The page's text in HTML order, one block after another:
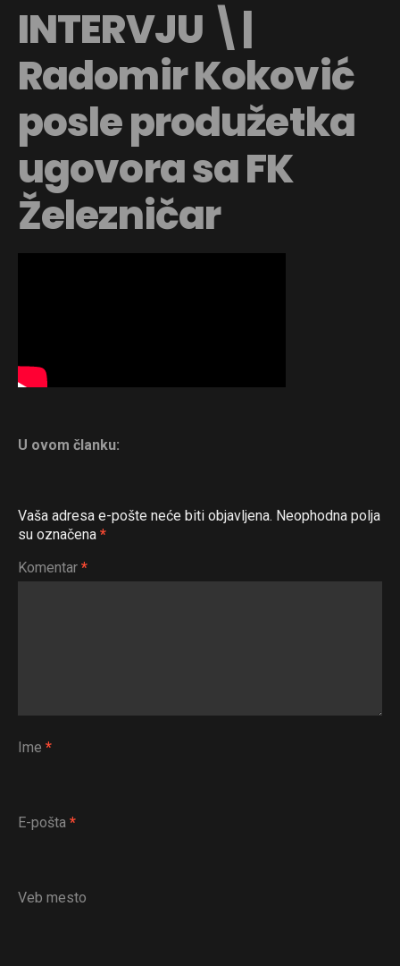
INTERVJU \|
Radomir Koković
posle produžetka
ugovora sa FK
Železničar
U ovom članku:
Vaša adresa e-pošte neće biti objavljena. Neophodna polja
su označena *
Komentar *
Ime *
E-pošta *
Veb mesto